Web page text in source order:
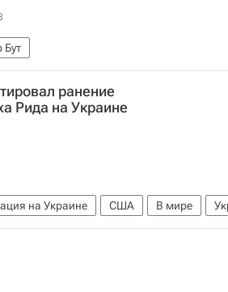
Бут
ранение
Рида на Украине
на Украине США В мире
Рид Виктор Бут